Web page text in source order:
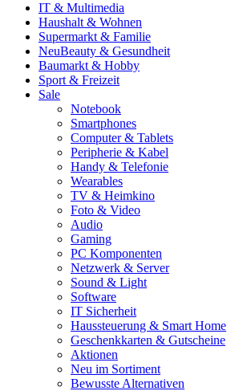
IT & Multimedia
Haushalt & Wohnen
Supermarkt & Familie
NeuBeauty & Gesundheit
Baumarkt & Hobby
Sport & Freizeit
Sale
Notebook
Smartphones
Computer & Tablets
Peripherie & Kabel
Handy & Telefonie
Wearables
TV & Heimkino
Foto & Video
Audio
Gaming
PC Komponenten
Netzwerk & Server
Sound & Light
Software
IT Sicherheit
Haussteuerung & Smart Home
Geschenkkarten & Gutscheine
Aktionen
Neu im Sortiment
Bewusste Alternativen